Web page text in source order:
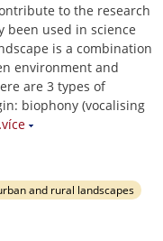
to the research
been used in science
is a combination
environment and
are 3 types of
biophony (vocalising
and rural landscapes